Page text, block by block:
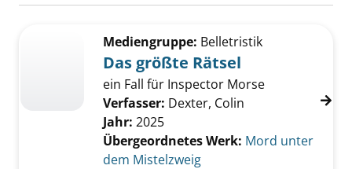
Zu den Suchfiltern springen
Mediengruppe: Belletristik
Das größte Rätsel
ein Fall für Inspector Morse
Verfasser: Dexter, Colin
Jahr: 2025
Übergeordnetes Werk: Mord unter
dem Mistelzweig